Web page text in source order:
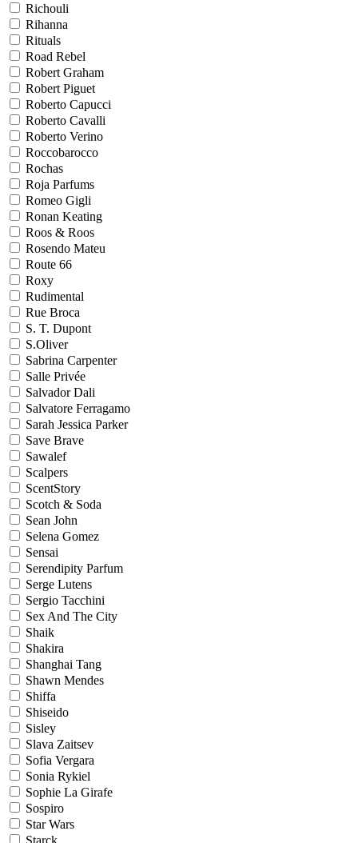
Richouli
Rihanna
Rituals
Road Rebel
Robert Graham
Robert Piguet
Roberto Capucci
Roberto Cavalli
Roberto Verino
Roccobarocco
Rochas
Roja Parfums
Romeo Gigli
Ronan Keating
Roos & Roos
Rosendo Mateu
Route 66
Roxy
Rudimental
Rue Broca
S. T. Dupont
S.Oliver
Sabrina Carpenter
Salle Privée
Salvador Dali
Salvatore Ferragamo
Sarah Jessica Parker
Save Brave
Sawalef
Scalpers
ScentStory
Scotch & Soda
Sean John
Selena Gomez
Sensai
Serendipity Parfum
Serge Lutens
Sergio Tacchini
Sex And The City
Shaik
Shakira
Shanghai Tang
Shawn Mendes
Shiffa
Shiseido
Sisley
Slava Zaitsev
Sofia Vergara
Sonia Rykiel
Sophie La Girafe
Sospiro
Star Wars
Starck